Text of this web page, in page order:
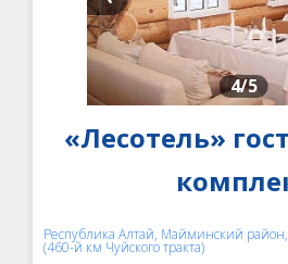
4/5
«Лесотель»
Республика Алтай, Майминский район,
(460-й км Чуйского тракта)